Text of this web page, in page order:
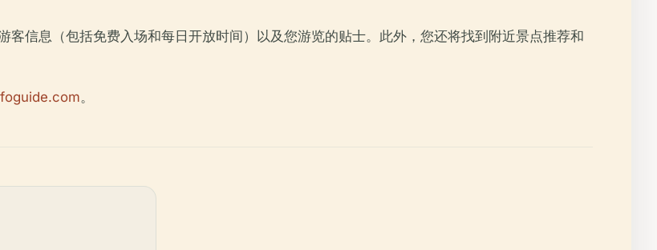
信息（包括免费入场和每日开放时间）以及您游览的贴士。此外，您还将找到附近景点推荐和
。